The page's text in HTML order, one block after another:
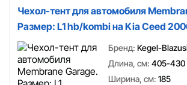
Чехол-тент для автомобиля
Размер: L1 hb/kombi на Kia Ceed
Бренд: Kegel-
Длина, см: 405-430
Ширина, см: 185